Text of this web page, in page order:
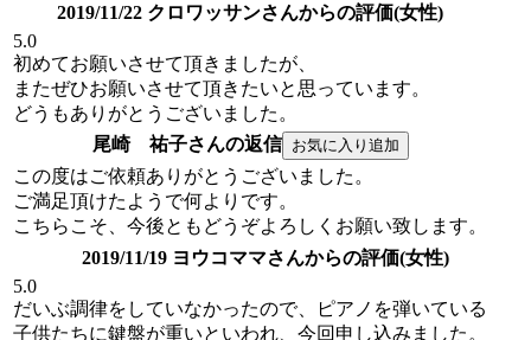
2019/11/22 クロワッサンさんからの評価(女性)
5.0
初めてお願いさせて頂きましたが、
またぜひお願いさせて頂きたいと思っています。
どうもありがとうございました。
尾崎 祐子さんの返信
この度はご依頼ありがとうございました。
ご満足頂けたようで何よりです。
こちらこそ、今後ともどうぞよろしくお願い致します。
2019/11/19 ヨウコママさんからの評価(女性)
5.0
だいぶ調律をしていなかったので、ピアノを弾いている
子供たちに鍵盤が重いといわれ、今回申し込みました。